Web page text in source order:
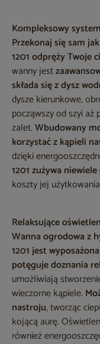
Kompleksowy
Przekonaj się sam
1201odpręży Twoje
wanny jest
składa się z dysz
dysze kierunkowe,
począwszy od szyi aż
zalet.Wbudowany
korzystać z kąpieli
dzięki
1201zużywa
koszty jej
Relaksujące
Wanna ogrodowa z
1201jest
potęguje doznania
umożliwiają
wieczorne kąpiele.
nastroju, tworząc
kojącą aurę.
również